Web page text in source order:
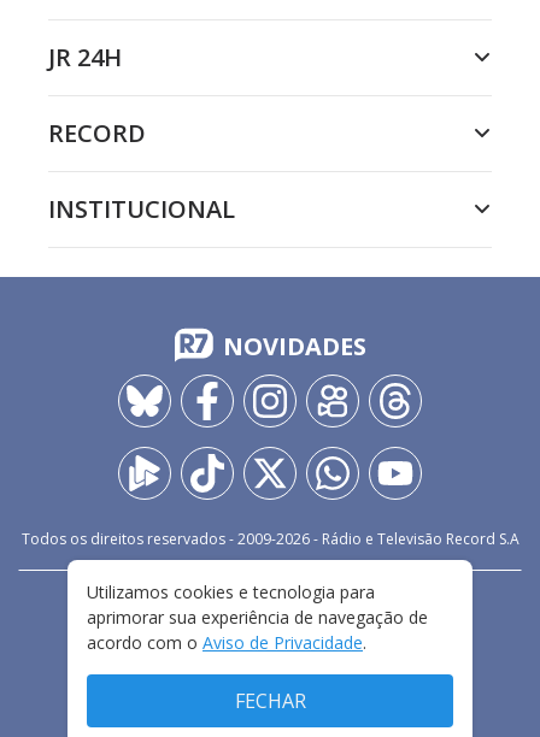
JR 24H
RECORD
INSTITUCIONAL
NOVIDADES
Todos os direitos reservados - 2009-2026- Rádio e Televisão Record S.A
FALE CONOSCO
PRIVACIDADE
TERMOS E CONDIÇÕES DE USO
Utilizamos cookies e tecnologia para
aprimorar sua experiência de navegação de
acordo com o Aviso de Privacidade.
FECHAR